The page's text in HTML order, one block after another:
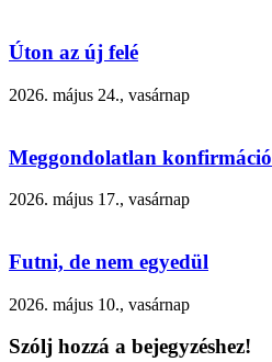
Úton az új felé
2026. május 24., vasárnap
Meggondolatlan konfirmáció
2026. május 17., vasárnap
Futni, de nem egyedül
2026. május 10., vasárnap
Szólj hozzá a bejegyzéshez!